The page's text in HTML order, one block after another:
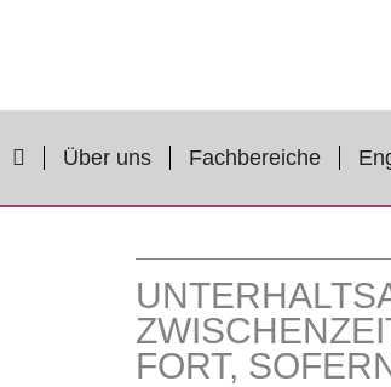
Über uns Fachbereiche
FORT,